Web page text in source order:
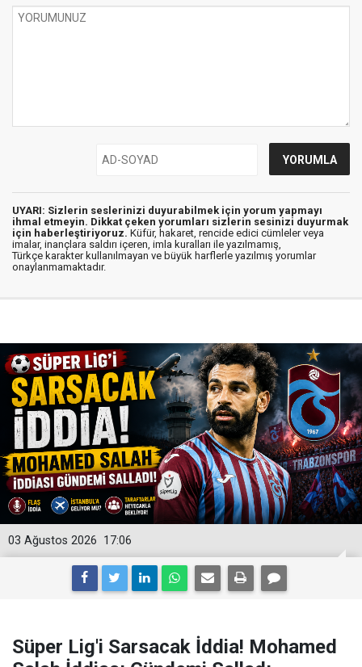
UYARI: Sizlerin seslerinizi duyurabilmek için yorum yapmayı
ihmal etmeyin. Dikkat çeken yorumları sizlerin sesinizi duyurmak
için haberleştiriyoruz. Küfür, hakaret, rencide edici cümleler veya
imalar, inançlara saldırı içeren, imla kuralları ile yazılmamış,
Türkçe karakter kullanılmayan ve büyük harflerle yazılmış yorumlar
onaylanmamaktadır.
17:06
03 Ağustos 2026
Süper Lig'i Sarsacak İddia! Mohamed